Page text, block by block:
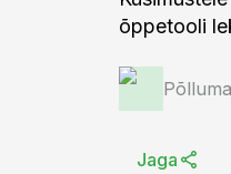
õppetooli
Jaga